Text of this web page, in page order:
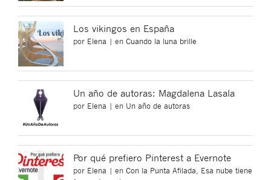
Los vikingos en España
por Elena | en Cuando la luna brille
Un año de autoras: Magdalena Lasala
por Elena | en Un año de autoras
Por qué prefiero Pinterest a Evernote
por Elena | en Con la Punta Afilada, Esa nube tiene